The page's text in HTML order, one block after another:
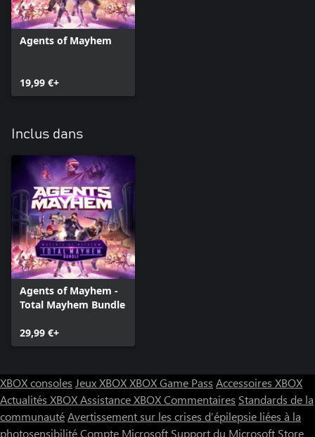
Agents of Mayhem
19,99 €+
Inclus dans
Agents of Mayhem -
Total Mayhem Bundle
29,99 €+
XBOX consoles Jeux XBOXXBOX Game Pass Accessoires XBOX
Actualités XBOXAssistance XBOXCommentaires Standards de la
communautéAvertissement sur les crises d’épilepsie liées à la
photosensibilitéCompte Microsoft Support du Microsoft Store